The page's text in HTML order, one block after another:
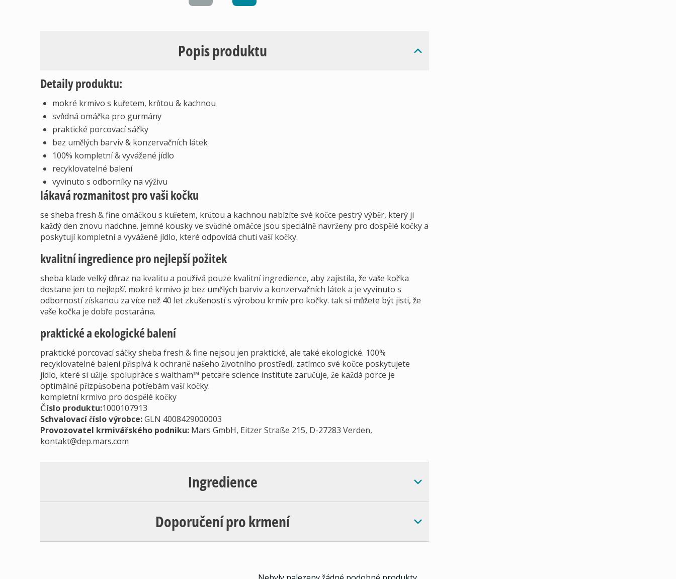
Popis produktu
Detaily produktu:
mokré krmivo s kuřetem, krůtou & kachnou
svůdná omáčka pro gurmány
praktické porcovací sáčky
bez umělých barviv & konzervačních látek
100% kompletní & vyvážené jídlo
recyklovatelné balení
vyvinuto s odborníky na výživu
lákavá rozmanitost pro vaši kočku
se sheba fresh & fine omáčkou s kuřetem, krůtou a kachnou nabízíte své kočce pestrý výběr, který ji
každý den znovu nadchne. jemné kousky ve svůdné omáčce jsou speciálně navrženy pro dospělé kočky a
poskytují kompletní a vyvážené jídlo, které odpovídá chuti vaší kočky.
kvalitní ingredience pro nejlepší požitek
sheba klade velký důraz na kvalitu a používá pouze kvalitní ingredience, aby zajistila, že vaše kočka
dostane jen to nejlepší. mokré krmivo je bez umělých barviv a konzervačních látek a je vyvinuto s
odborností získanou za více než 40 let zkušeností s výrobou krmiv pro kočky. tak si můžete být jisti, že
vaše kočka je dobře postarána.
praktické a ekologické balení
praktické porcovací sáčky sheba fresh & fine nejsou jen praktické, ale také ekologické. 100%
recyklovatelné balení přispívá k ochraně našeho životního prostředí, zatímco své kočce poskytujete
jídlo, které si užije. spolupráce s waltham™ petcare science institute zaručuje, že každá porce je
optimálně přizpůsobena potřebám vaší kočky.
kompletní krmivo pro dospělé kočky
Číslo produktu:1000107913
Schvalovací číslo výrobce:GLN 4008429000003
Provozovatel krmivářského podniku: Mars GmbH, Eitzer Straße 215, D-27283 Verden,
kontakt@dep.mars.com
Ingredience
Doporučení pro krmení